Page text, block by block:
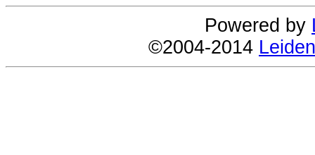
Powered by
©2004-2014